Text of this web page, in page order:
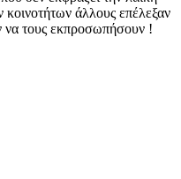
κοινοτήτων άλλους επέλεξαν
να τους εκπροσωπήσουν !